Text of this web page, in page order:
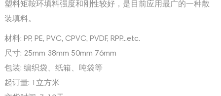
塑料矩鞍环填料强度和刚性较好，是目前应用最广的一种散
装填料。
材料: PP, PE, PVC, CPVC, PVDF, RPP...etc.
尺寸: 25mm 38mm 50mm 76mm
包装: 编织袋、纸箱、吨袋等
起订量:
1立方米